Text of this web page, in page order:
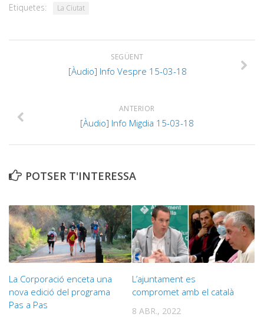
Etiquetes: La Ciutat
SEGÜENT
[Àudio] Info Vespre 15-03-18
ANTERIOR
[Àudio] Info Migdia 15-03-18
POTSER T'INTERESSA
La Corporació enceta una
nova edició del programa
Pas a Pas
L’ajuntament es
compromet amb el català
8 ABR., 2022